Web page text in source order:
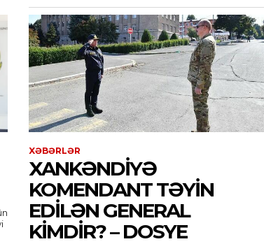
XƏBƏRLƏR
XANKƏNDIYƏ
KOMENDANT TƏYIN
EDILƏN GENERAL
KIMDIR? – DOSYE